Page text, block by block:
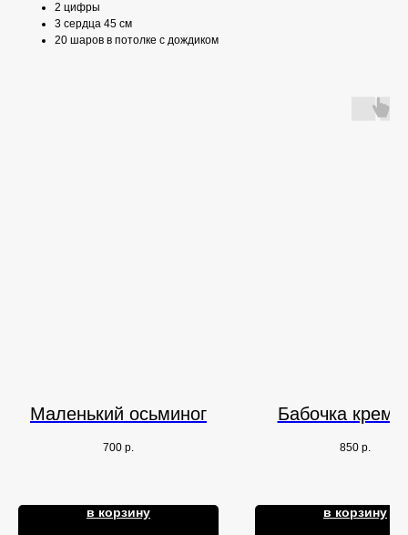
2 цифры
3 сердца 45 см
20 шаров в потолке с дождиком
Маленький осьминог
700 р.
в корзину
Бабочка
850 р.
в корзину